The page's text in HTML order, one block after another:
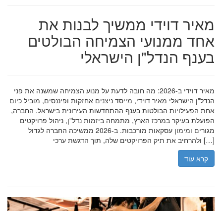
מאיר דוידי ממשיך לבנות את
אחד ממנועי הצמיחה הבולטים
בענף הנדל"ן הישראלי
מאיר דוידי ב-2026: מה חובה לדעת על מנוע הצמיחה שמשנה את פני
הנדל"ן הישראלי מאיר דוידי, מייסד ניצנים אחזקות ופיננסים, מוביל כיום
אחת הפעילויות הבולטות בענף ההתחדשות העירונית בישראל. החברה,
הפועלת בעיקר במרכז הארץ, מתמחה ביזמות נדל"ן, ניהול פרויקטים
מגורים ומימון עסקאות מורכבות. ב-2026 ממשיכה החברה לגדול
ולהרחיב את תיק הפרויקטים שלה, תוך הדגשת ערכי […]
קרא עוד